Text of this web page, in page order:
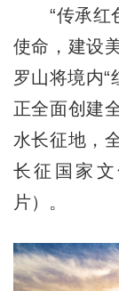
“传承红色
使命，建设
罗山将境内“
正全面创建
水长征地，
长征国家
片）。